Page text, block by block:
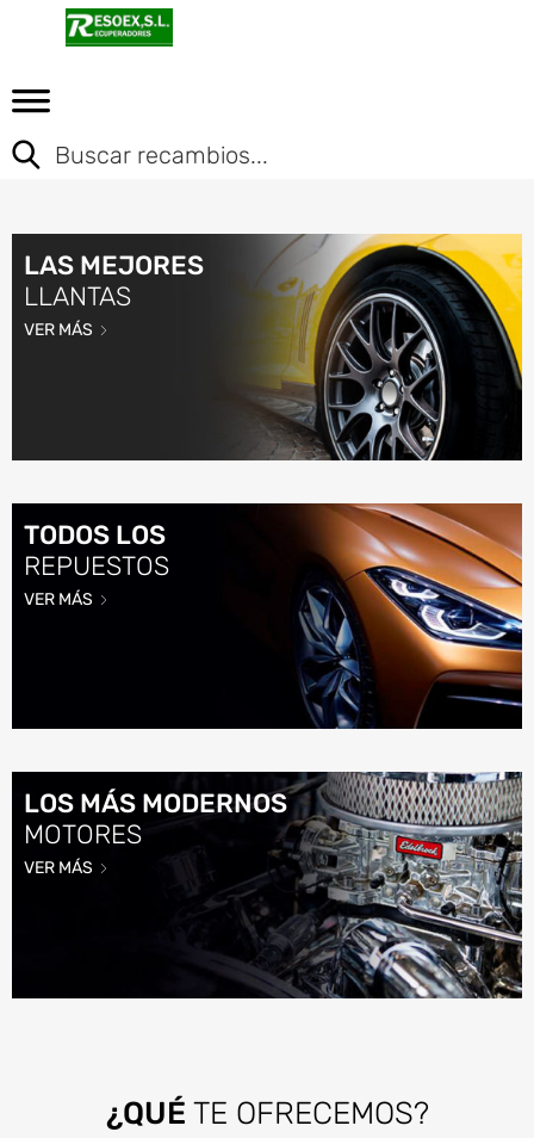
LAS MEJORES
LLANTAS
VER MÁS
TODOS LOS
REPUESTOS
VER MÁS
LOS MÁS MODERNOS
MOTORES
VER MÁS
¿QUÉ TE OFRECEMOS?